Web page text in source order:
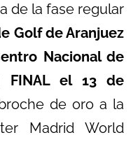
de la fase regular
Golf de Aranjuez
Nacional de
FINAL el 13 de
de oro a la
Madrid World